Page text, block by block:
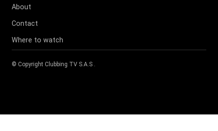
About
Contact
Where to watch
© Copyright Clubbing TV S.A.S .